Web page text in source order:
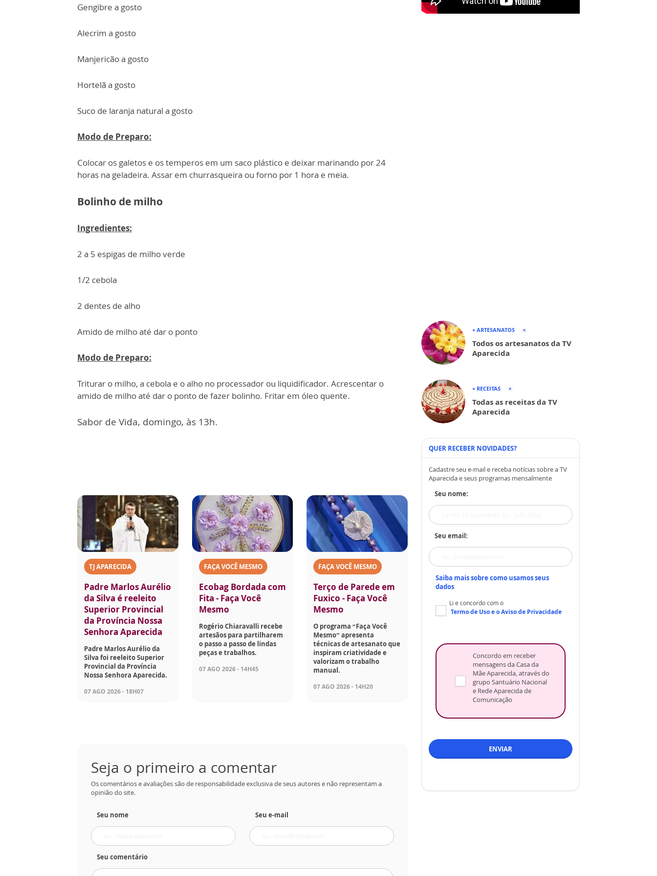
Gengibre a gosto
Alecrim a gosto
Manjericão a gosto
Hortelã a gosto
Suco de laranja natural a gosto
Modo de Preparo:
Colocar os galetos e os temperos em um saco plástico e deixar marinando por 24
horas na geladeira. Assar em churrasqueira ou forno por 1 hora e meia.
Bolinho de milho
Ingredientes:
2 a 5 espigas de milho verde
1/2 cebola
2 dentes de alho
Amido de milho até dar o ponto
Modo de Preparo:
Triturar o milho, a cebola e o alho no processador ou liquidificador. Acrescentar o
amido de milho até dar o ponto de fazer bolinho. Fritar em óleo quente.
Sabor de Vida, domingo, às 13h.
TJ APARECIDA
Padre Marlos Aurélio
da Silva é reeleito
Superior Provincial
da Província Nossa
Senhora Aparecida
Padre Marlos Aurélio da
Silva foi reeleito Superior
Provincial da Província
Nossa Senhora Aparecida.
07 AGO 2026 - 18H07
FAÇA VOCÊ MESMO
Ecobag Bordada com
Fita - Faça Você
Mesmo
Rogério Chiaravalli recebe
artesãos para partilharem
o passo a passo de lindas
peças e trabalhos.
07 AGO 2026 - 14H45
FAÇA VOCÊ MESMO
Terço de Parede em
Fuxico - Faça Você
Mesmo
O programa “Faça Você
Mesmo” apresenta
técnicas de artesanato que
inspiram criatividade e
valorizam o trabalho
manual.
07 AGO 2026 - 14H20
Seja o primeiro a comentar
Os comentários e avaliações são de responsabilidade exclusiva de seus autores e não representam a
opinião do site.
Seu nome Seu e-mail
Seu comentário
+ ARTESANATOS
Todos os artesanatos da TV
Aparecida
+ RECEITAS
Todas as receitas da TV
Aparecida
QUER RECEBER NOVIDADES?
Cadastre seu e-mail e receba notícias sobre a TV
Aparecida e seus programas mensalmente
Seu nome:
Seu email:
Saiba mais sobre como usamos seus
dados
Li e concordo com o
Termo de Usoe oAviso de Privacidade
Concordo em receber
mensagens da Casa da
Mãe Aparecida, através do
grupo Santuário Nacional
e Rede Aparecida de
Comunicação
ENVIAR